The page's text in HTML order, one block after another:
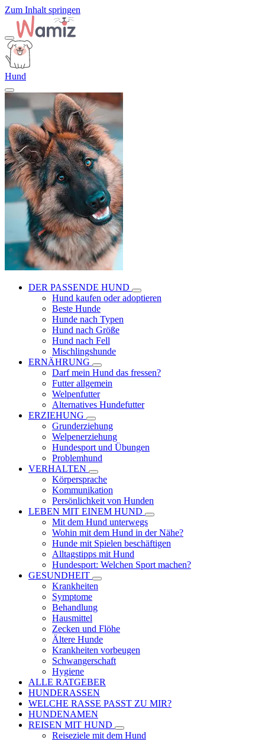
Zum Inhalt springen
Hund
DER PASSENDE HUND
Hund kaufen oder adoptieren
Beste Hunde
Hunde nach Typen
Hund nach Größe
Hund nach Fell
Mischlingshunde
ERNÄHRUNG
Darf mein Hund das fressen?
Futter allgemein
Welpenfutter
Alternatives Hundefutter
ERZIEHUNG
Grunderziehung
Welpenerziehung
Hundesport und Übungen
Problemhund
VERHALTEN
Körpersprache
Kommunikation
Persönlichkeit von Hunden
LEBEN MIT EINEM HUND
Mit dem Hund unterwegs
Wohin mit dem Hund in der Nähe?
Hunde mit Spielen beschäftigen
Alltagstipps mit Hund
Hundesport: Welchen Sport machen?
GESUNDHEIT
Krankheiten
Symptome
Behandlung
Hausmittel
Zecken und Flöhe
Ältere Hunde
Krankheiten vorbeugen
Schwangerschaft
Hygiene
ALLE RATGEBER
HUNDERASSEN
WELCHE RASSE PASST ZU MIR?
HUNDENAMEN
REISEN MIT HUND
Reiseziele mit dem Hund